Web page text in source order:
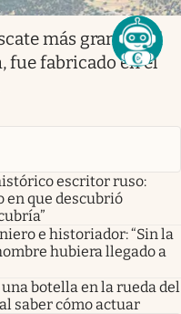
más grande del
fue fabricado en el
escritor ruso:
en que descubrió
e historiador: “Sin la
hubiera llegado a
botella en la rueda del
saber cómo actuar